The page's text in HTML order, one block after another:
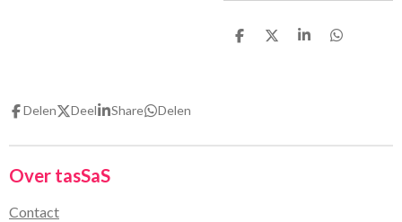
D
D
S
D
Delen Deel Share Delen
Over tasSaS
Contact